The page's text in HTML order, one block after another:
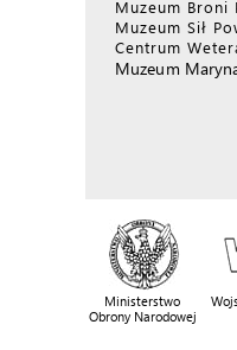
Muzeum Broni
Muzeum Sił
Centrum
Muzeum
Ministerstwo
Obrony Narodowej